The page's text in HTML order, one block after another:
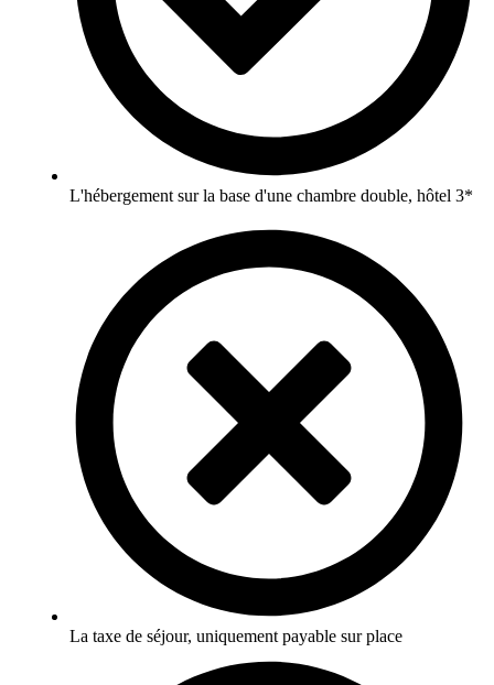
L'hébergement sur la base d'une chambre double, hôtel 3*
La taxe de séjour, uniquement payable sur place